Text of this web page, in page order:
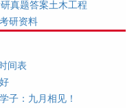
真题答案土木工程
研资料
间表
子：九月相见！